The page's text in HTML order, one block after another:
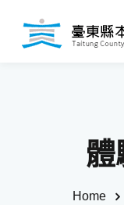
體
Home